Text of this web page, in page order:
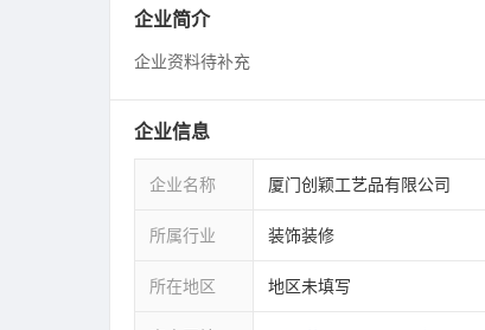
企业简介
企业资料待补充
企业信息
企业名称 厦门创颖工艺品有限公司
所属行业 装饰装修
所在地区 地区未填写